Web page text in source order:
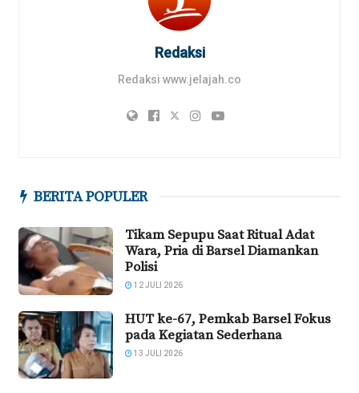
Redaksi
Redaksi www.jelajah.co
BERITA POPULER
Tikam Sepupu Saat Ritual Adat
Wara, Pria di Barsel Diamankan
Polisi
12 JULI 2026
HUT ke-67, Pemkab Barsel Fokus
pada Kegiatan Sederhana
13 JULI 2026